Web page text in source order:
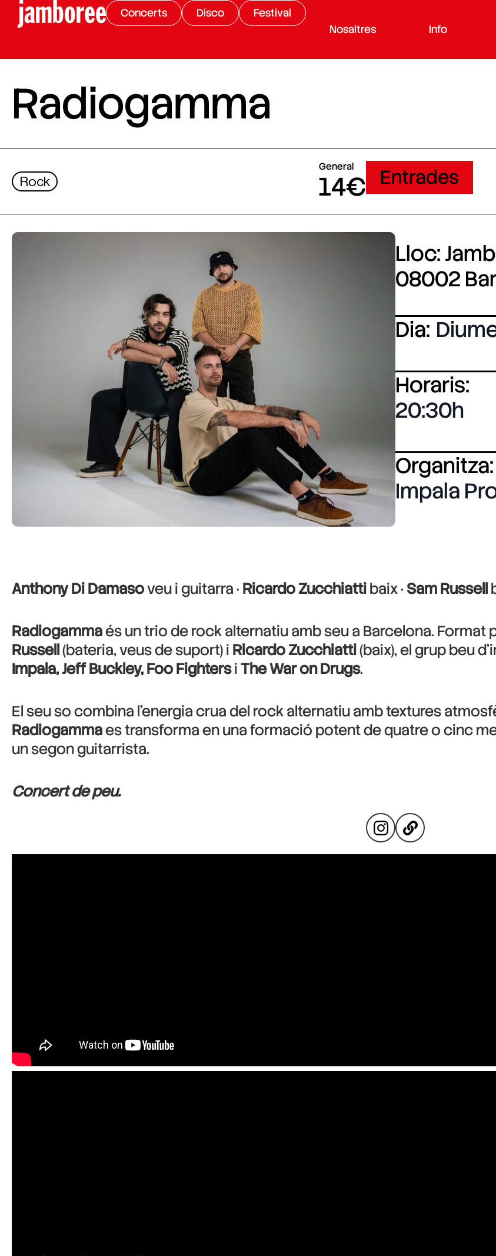
Concerts Disco
Festival
Nosaltres
Info
Radiogamma
Rock
General
14€ Entrades
Lloc:
08002
Dia:
Horaris:
20:30
Organitza:
Impala
Anthony Di Damasoveu i guitarra · Ricardo Zucchiattibaix · Sam Russell
Radiogammaés un trio de rock alternatiu amb seu a Barcelona. Format
Russell(bateria, veus de suport) i Ricardo Zucchiatti(baix), el grup beu
Impala, Jeff Buckley, Foo FightersiThe War on Drugs.
El seu so combina l’energia crua del rock alternatiu amb textures
Radiogammaes transforma en una formació potent de quatre o cinc
un segon guitarrista.
Concert de peu.